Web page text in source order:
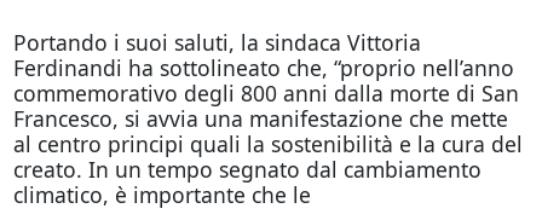
Portando i suoi saluti, la sindaca Vittoria
Ferdinandi ha sottolineato che, “proprio nell’anno
commemorativo degli 800 anni dalla morte di San
Francesco, si avvia una manifestazione che mette
al centro principi quali la sostenibilità e la cura del
creato. In un tempo segnato dal cambiamento
climatico, è importante che le